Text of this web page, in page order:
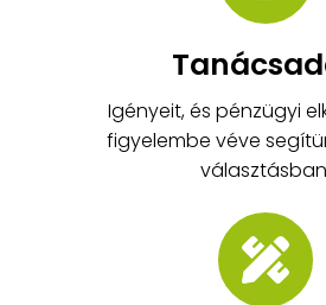
Igényeit, és pénzügyi
figyelembe véve